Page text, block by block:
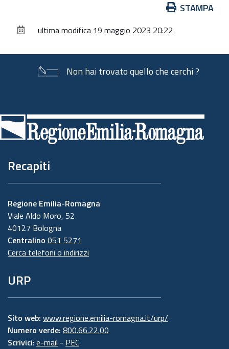
documento
STAMPA
ultima modifica 19 maggio 2023 20:22
Non hai trovato quello che cerchi ?
di
pagina
Recapiti
Regione Emilia-Romagna
Viale Aldo Moro, 52
40127 Bologna
Centralino 051 5271
Cerca telefoni o indirizzi
URP
Sito web: www.regione.emilia-romagna.it/urp/
Numero verde: 800.66.22.00
Scrivici: e-mail - PEC